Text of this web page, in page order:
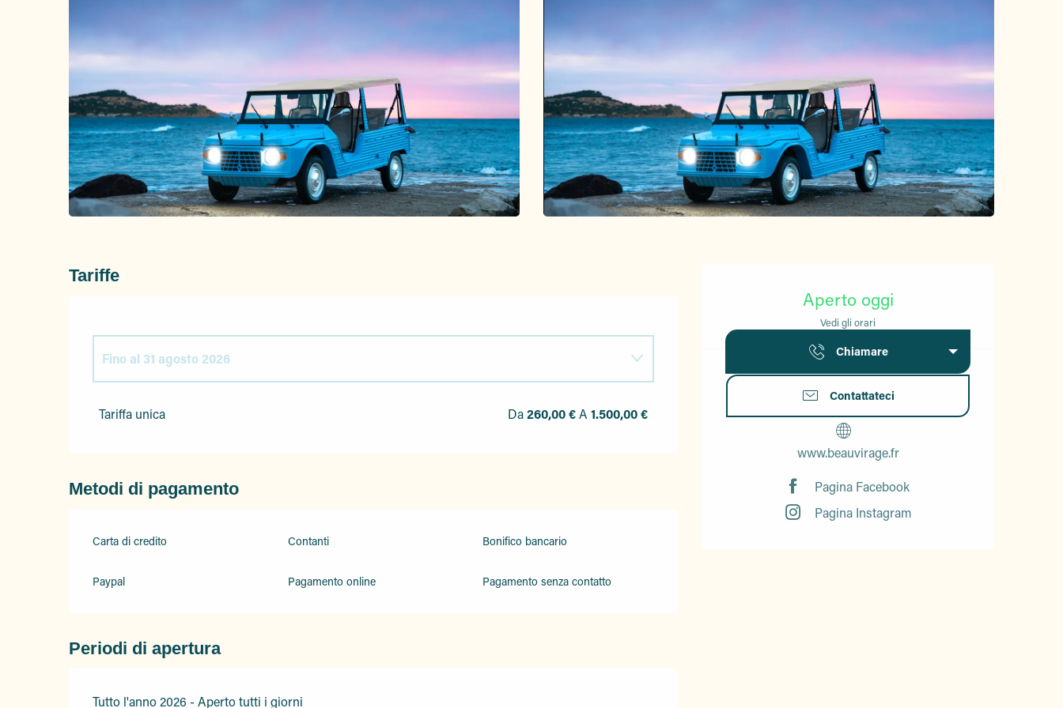
Aperto oggi
Vedi gli orari
Chiamare
Contattateci
www.beauvirage.fr
Pagina Facebook
Pagina Instagram
Tariffe
Fino al 31 agosto 2026
Dal1 settembre 2026al30 settembre 2026
Dal1 ottobre 2026 31 dicembre 2026
Tariffa unica Da260,00 €A1.500,00 €
Metodi di pagamento
Carta di credito Contanti Bonifico bancario
Paypal Pagamento online Pagamento senza contatto
Periodi di apertura
Tutto l'anno 2026 - Aperto tutti i giorni